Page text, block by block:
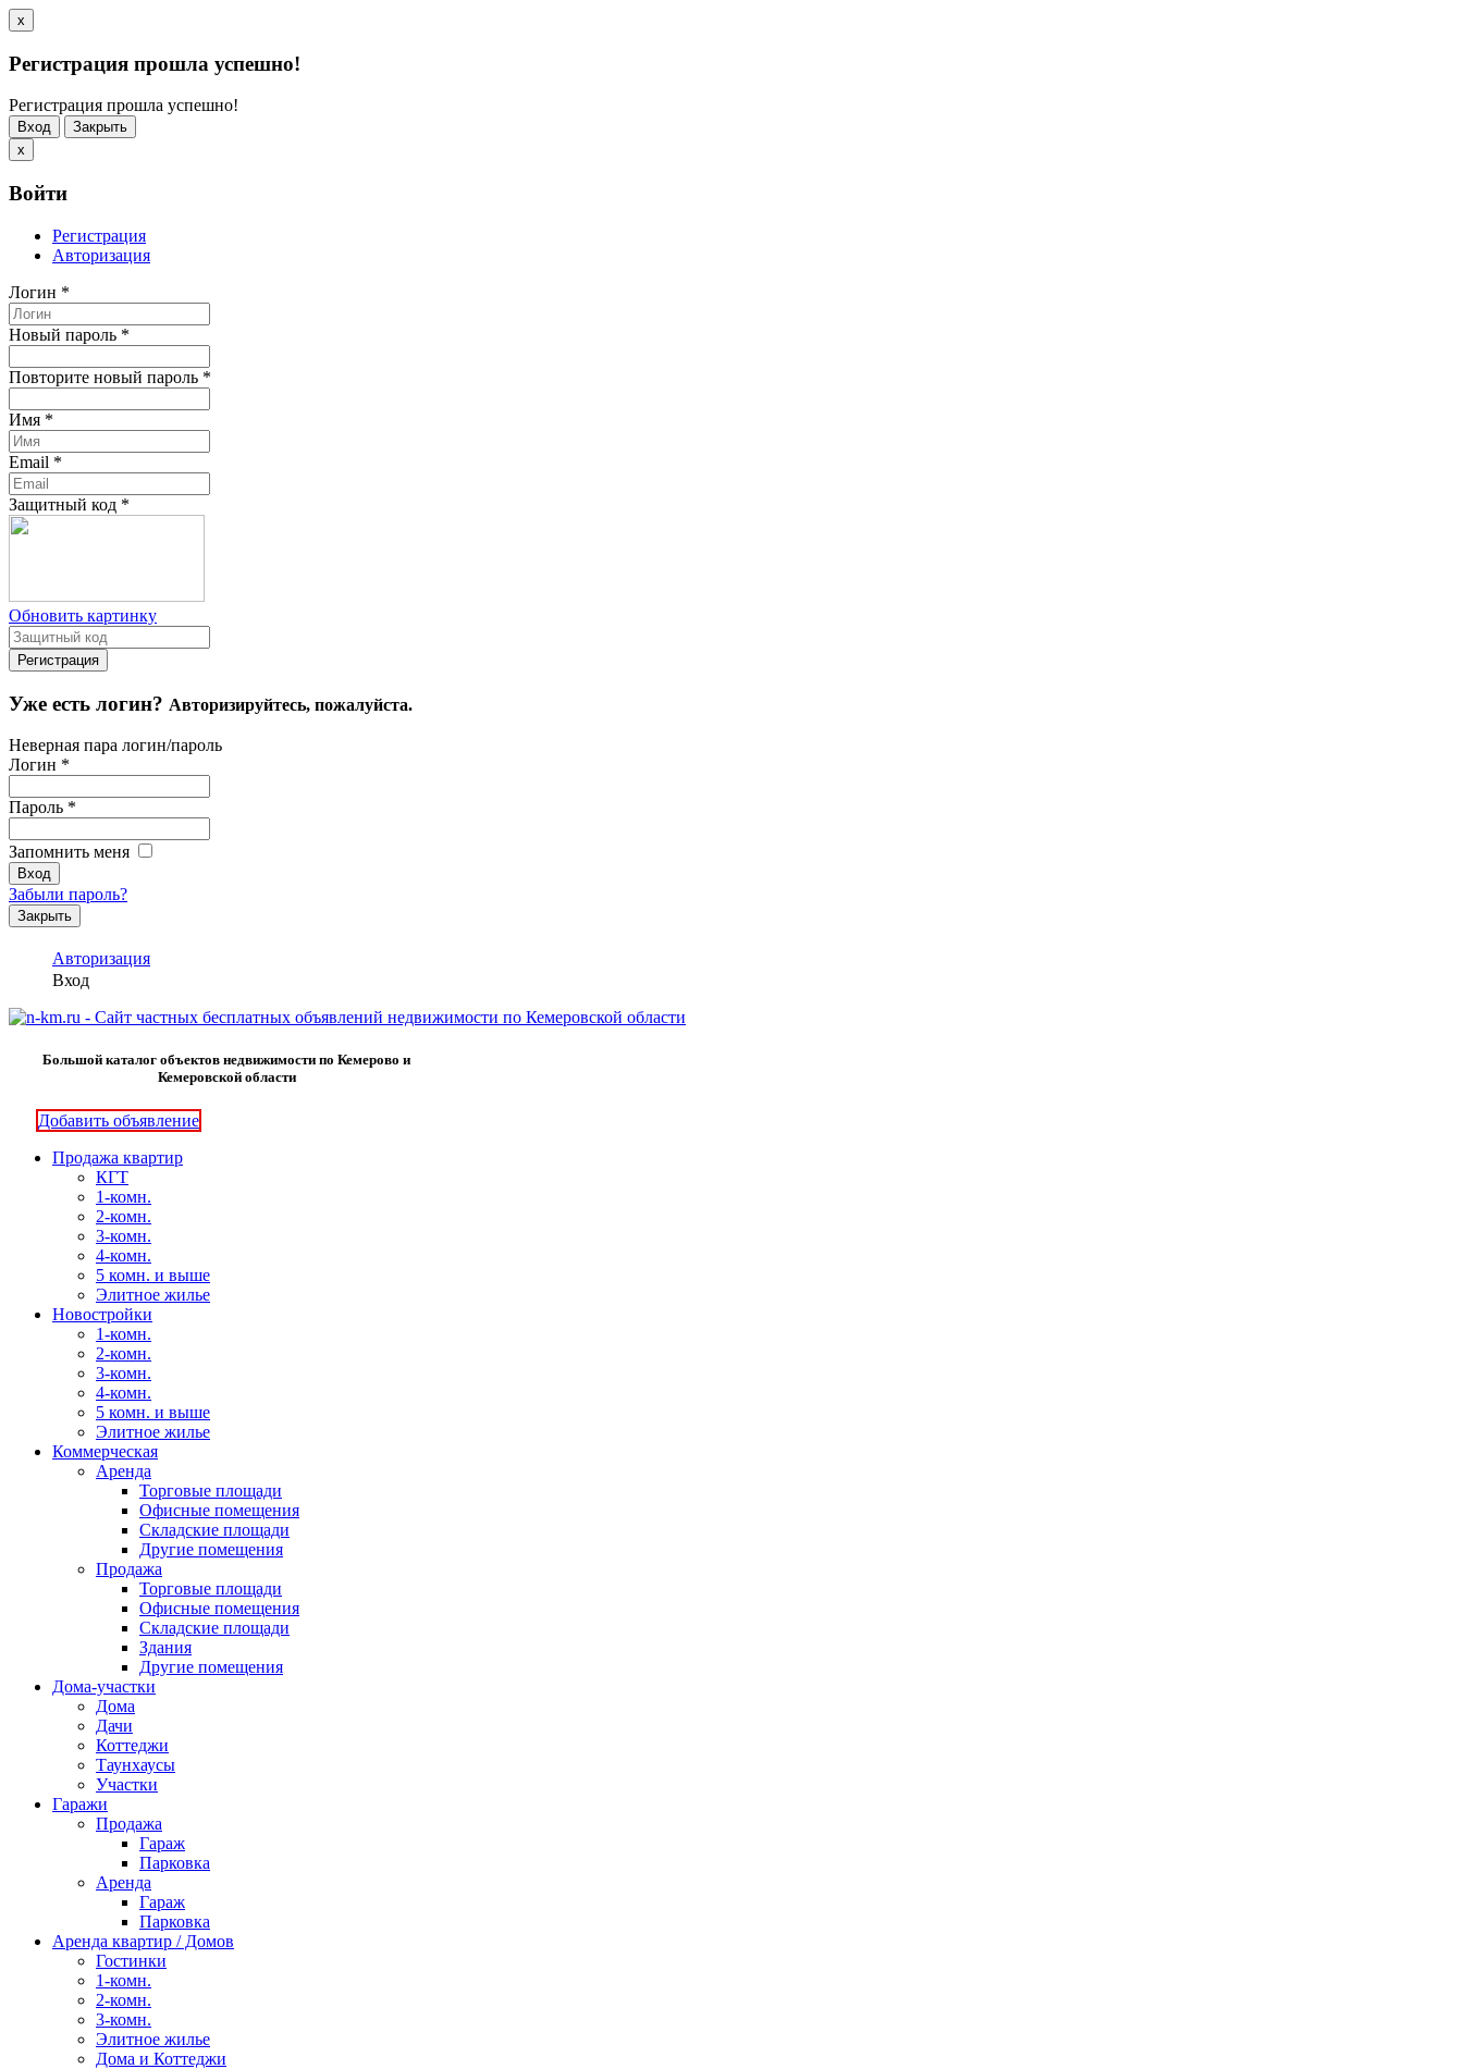
x
Регистрация прошла успешно!
Регистрация прошла успешно!
Вход
Закрыть
x
Войти
Регистрация
Авторизация
Логин *
Новый пароль *
Повторите новый пароль *
Имя *
Email *
Защитный код *
Обновить картинку
Уже есть логин? Авторизируйтесь, пожалуйста.
Неверная пара логин/пароль
Логин *
Пароль *
Запомнить меня
Забыли пароль?
Закрыть
Авторизация
Вход
Большой каталог объектов недвижимости по Кемерово и
Кемеровской области
Добавить объявление
Продажа квартир
КГТ
1-комн.
2-комн.
3-комн.
4-комн.
5 комн. и выше
Элитное жилье
Новостройки
1-комн.
2-комн.
3-комн.
4-комн.
5 комн. и выше
Элитное жилье
Коммерческая
Аренда
Торговые площади
Офисные помещения
Складские площади
Другие помещения
Продажа
Торговые площади
Офисные помещения
Складские площади
Здания
Другие помещения
Дома-участки
Дома
Дачи
Коттеджи
Таунхаусы
Участки
Гаражи
Продажа
Гараж
Парковка
Аренда
Гараж
Парковка
Аренда квартир / Домов
Гостинки
1-комн.
2-комн.
3-комн.
Элитное жилье
Дома и Коттеджи